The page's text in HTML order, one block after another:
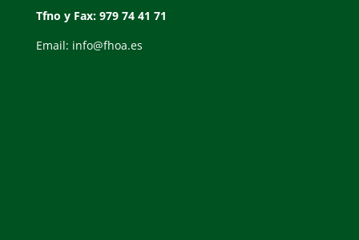
Tfno y Fax: 979 74 41 71
Email: info@fhoa.es